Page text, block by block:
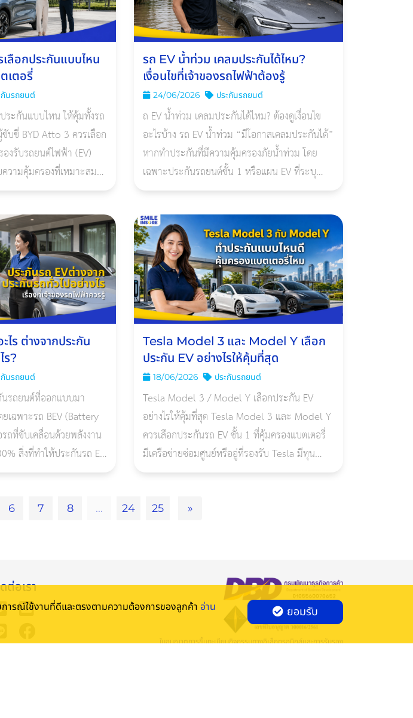
ลือกประกันแบบไหน
เตอรี่
กันรถยนต์
ระกันแบบไหน ให้คุ้มทั้งรถ
บขี่ BYD Atto 3 ควรเลือก
งรับรถยนต์ไฟฟ้า (EV)
วามคุ้มครองที่เหมาะสม
ชั้น 1 จะคุ้มครอง
รถ EV น้ำท่วม เคลมประกันได้ไหม?
เงื่อนไขที่เจ้าของรถไฟฟ้าต้องรู้
24/06/2026 ประกันรถยนต์
ถ EV น้ำท่วม เคลมประกันได้ไหม? ต้องดูเงื่อนไข
อะไรบ้าง รถ EV น้ำท่วม “มีโอกาสเคลมประกันได้”
หากทำประกันที่มีความคุ้มครองภัยน้ำท่วม โดย
เฉพาะประกันรถยนต์ชั้น 1 หรือแผน EV ที่ระบุ
ความคุ้มครองน้ำท่วมไว้ชัดเจน แต่จะจ่ายเท่าไร
ไร ต่างจากประกัน
ร?
กันรถยนต์
รถยนต์ที่ออกแบบมา
ะรถ BEV (Battery
สิ่งที่ทำให้ประกันรถ EV
นต์ทั่วไปอย่างชัดเจน คือมี
Tesla Model 3 และ Model Y เลือก
ประกัน EV อย่างไรให้คุ้มที่สุด
18/06/2026 ประกันรถยนต์
Tesla Model 3 / Model Y เลือกประกัน EV
อย่างไรให้คุ้มที่สุด Tesla Model 3 และ Model Y
ควรเลือกประกันรถ EV ชั้น 1 ที่คุ้มครองแบตเตอรี่
มีเครือข่ายซ่อมศูนย์หรืออู่ที่รองรับ Tesla มีทุน
ประกันเหมาะกับมูลค่ารถ และต้องตรวจสอบ
หาย
6 7 8 ... 24 25 »
ต่อเรา
ใบอนุญาตการขึ้นทะเบียนกิจกรรมทางอิเล็กทรอนิกส์และการรับรอง
การณ์ใช้งานที่ดีและตรงตามความต้องการของลูกค้า อ่าน
ยอมรับ